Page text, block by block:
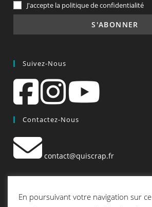
J'accepte la politique de confidentialité
Suivez-Nous
Contactez-Nous
contact@quiscrap.fr
En poursuivant votre navigation sur ce